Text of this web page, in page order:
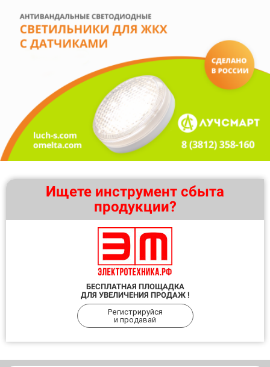
Ищете инструмент сбыта
продукции?
БЕСПЛАТНАЯ ПЛОЩАДКА
ДЛЯ УВЕЛИЧЕНИЯ ПРОДАЖ !
Регистрируйся
и продавай